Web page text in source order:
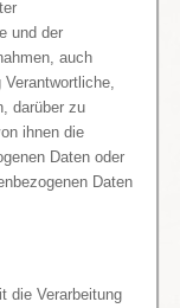
und der
auch
darüber zu
ihnen die
Daten oder
Daten
die Verarbeitung